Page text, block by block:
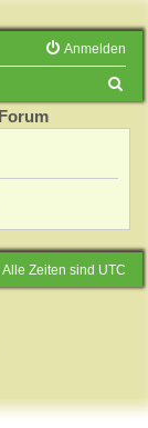
Anmelden
Alle Zeiten sind UTC